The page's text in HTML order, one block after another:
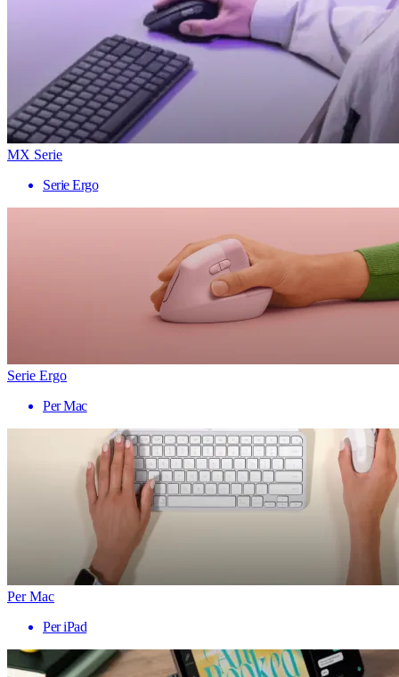
MX Serie
Serie Ergo
Serie Ergo
Per Mac
Per Mac
Per iPad